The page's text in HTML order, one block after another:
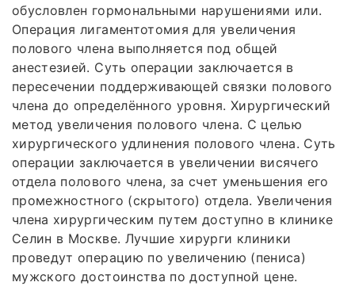
обусловлен гормональными нарушениями или.
Операция лигаментотомия для увеличения
полового члена выполняется под общей
анестезией. Суть операции заключается в
пересечении поддерживающей связки полового
члена до определённого уровня. Хирургический
метод увеличения полового члена. С целью
хирургического удлинения полового члена. Суть
операции заключается в увеличении висячего
отдела полового члена, за счет уменьшения его
промежностного (скрытого) отдела. Увеличения
члена хирургическим путем доступно в клинике
Селин в Москве. Лучшие хирурги клиники
проведут операцию по увеличению (пениса)
мужского достоинства по доступной цене.